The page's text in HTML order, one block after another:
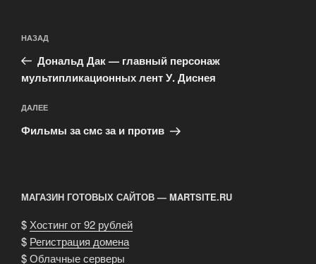
по
записям
Предыдущая
запись:
НАЗАД
Дональд Дак — главный персонаж
мультипликационных лент У. Диснея
Следующая
запись
ДАЛЕЕ
Фильмы за смс за и против
МАГАЗИН ГОТОВЫХ САЙТОВ — MARTSITE.RU
$ Хостинг от 92 рублей
$ Регистрация домена
$Облачные серверы